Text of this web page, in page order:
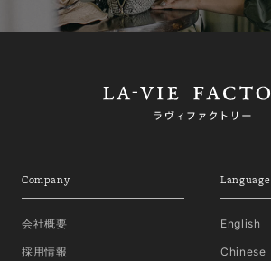
Company
会社概要
採用情報
Language
English
Chinese